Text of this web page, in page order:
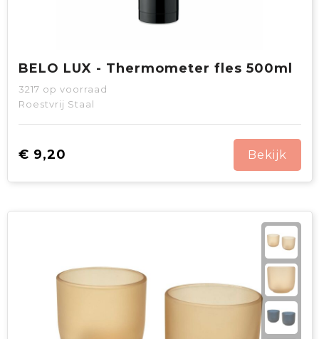
BELO LUX - Thermometer fles 500ml
3217 op voorraad
Roestvrij Staal
€ 9,20 Bekijk